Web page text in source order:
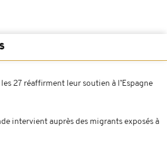
27 réaffirment leur soutien à l’Espagne
intervient auprès des migrants exposés à